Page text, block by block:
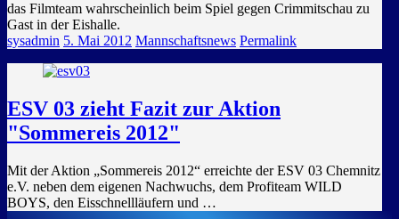
das Filmteam wahrscheinlich beim Spiel gegen Crimmitschau zu
Gast in der Eishalle.
sysadmin 5. Mai 2012 Mannschaftsnews Permalink
ESV 03 zieht Fazit zur Aktion
"Sommereis 2012"
Mit der Aktion „Sommereis 2012“ erreichte der ESV 03 Chemnitz
e.V. neben dem eigenen Nachwuchs, dem Profiteam WILD
BOYS, den Eisschnellläufern und …